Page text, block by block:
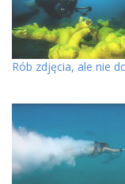
Rób zdjęcia, ale nie